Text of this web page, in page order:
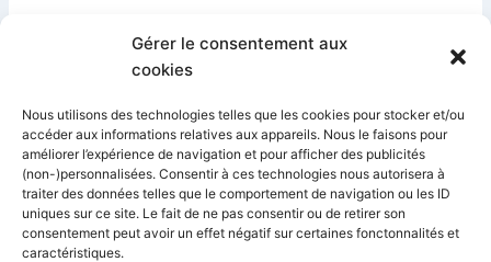
Gérer le consentement aux
cookies
Nous utilisons des technologies telles que les cookies pour stocker et/ou
accéder aux informations relatives aux appareils. Nous le faisons pour
améliorer l’expérience de navigation et pour afficher des publicités
(non-)personnalisées. Consentir à ces technologies nous autorisera à
traiter des données telles que le comportement de navigation ou les ID
uniques sur ce site. Le fait de ne pas consentir ou de retirer son
consentement peut avoir un effet négatif sur certaines fonctonnalités et
caractéristiques.
Navigation
l’article
ChatGPT Atlas :
navigateur Web
intégrant un assistant
intelligent
Prompt ChatGPT : le
toute la puissance de
l’intelligence
artificielle